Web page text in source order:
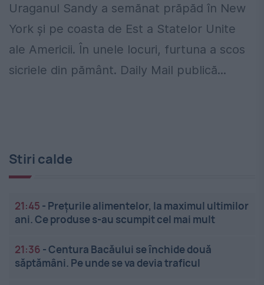
Uraganul Sandy a semănat prăpăd în New
York şi pe coasta de Est a Statelor Unite
ale Americii. În unele locuri, furtuna a scos
sicriele din pământ. Daily Mail publică...
Stiri calde
21:45 - Prețurile alimentelor, la maximul ultimilor
ani. Ce produse s-au scumpit cel mai mult
21:36 -Centura Bacăului se închide două
săptămâni. Pe unde se va devia traficul